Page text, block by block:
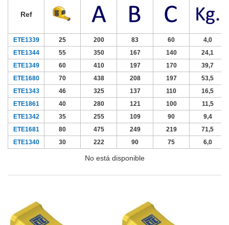
Ref
ETE1339 25 200 83 60
4,0
ETE1344
55 350 167 140
24,1
ETE1349
60 410 197 170
39,7
ETE1680
70 438 208 197
53,5
ETE1343
46 325 137 110
16,5
ETE1861
40 280 121 100
11,5
ETE1342
35 255 109 90
9,4
ETE1681
80 475 249 219
71,5
ETE1340
30 222 90 75 6,0
No está disponible